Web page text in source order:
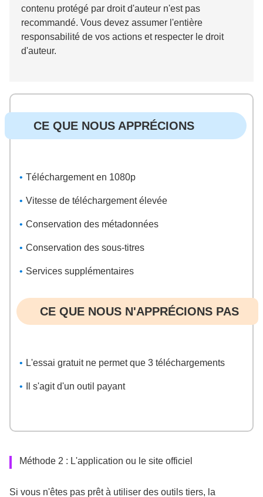
contenu protégé par droit d'auteur n'est pas
recommandé. Vous devez assumer l'entière
responsabilité de vos actions et respecter le droit
d'auteur.
CE QUE NOUS APPRÉCIONS
Téléchargement en 1080p
Vitesse de téléchargement élevée
Conservation des métadonnées
Conservation des sous-titres
Services supplémentaires
CE QUE NOUS N'APPRÉCIONS PAS
L'essai gratuit ne permet que 3 téléchargements
Il s'agit d'un outil payant
Méthode 2 : L'application ou le site officiel
Si vous n'êtes pas prêt à utiliser des outils tiers, la